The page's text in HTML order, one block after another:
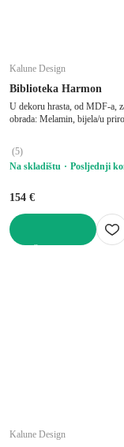
Kalune Design
Biblioteka Harmon
U dekoru hrasta, od MDF-a,
obrada: Melamin, bijela/u
(5)
Na skladištu
Posljednji
154 €
Kalune Design